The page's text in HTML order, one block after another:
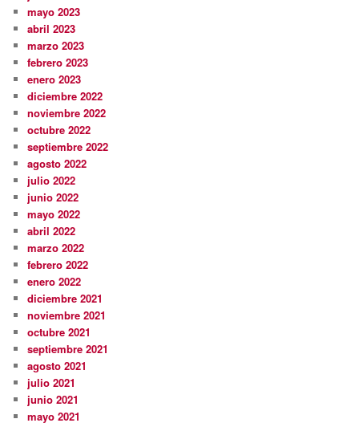
mayo 2023
abril 2023
marzo 2023
febrero 2023
enero 2023
diciembre 2022
noviembre 2022
octubre 2022
septiembre 2022
agosto 2022
julio 2022
junio 2022
mayo 2022
abril 2022
marzo 2022
febrero 2022
enero 2022
diciembre 2021
noviembre 2021
octubre 2021
septiembre 2021
agosto 2021
julio 2021
junio 2021
mayo 2021